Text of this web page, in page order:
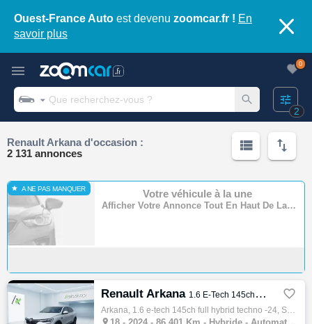
Ouest-France Auto est devenu zoomcar.fr ! En
savoir plus
2
0
Renault Arkana d'occasion :
2 131 annonces
A NE PAS MANQUER Votre véhicule à la une
Afficher Votre Annonce Tout En Haut De La Page
Renault Arkana 1.6 E-Tech 145ch full hybrid Techno -24 
Arkana, 1.6 e-tech 145ch full hybrid techno -24, Suv, 06/2024, 94ch, 5cv, 86401 km, 5 portes, 5 places, Clim. auto, Hybride, Boite de vite…
